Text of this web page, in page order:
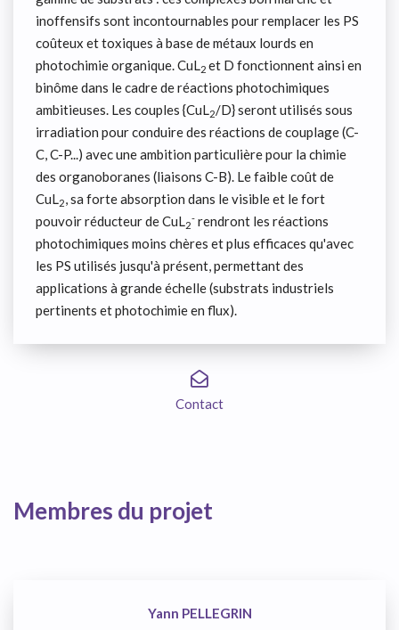
inoffensifs sont incontournables pour remplacer les PS
coûteux et toxiques à base de métaux lourds en
photochimie organique. CuL2 et D fonctionnent ainsi en
binôme dans le cadre de réactions photochimiques
ambitieuses. Les couples {CuL2/D} seront utilisés sous
irradiation pour conduire des réactions de couplage (C-
C, C-P...) avec une ambition particulière pour la chimie
des organoboranes (liaisons C-B). Le faible coût de
CuL2, sa forte absorption dans le visible et le fort
pouvoir réducteur de CuL2
- rendront les réactions
photochimiques moins chères et plus efficaces qu'avec
les PS utilisés jusqu'à présent, permettant des
applications à grande échelle (substrats industriels
pertinents et photochimie en flux).
Contact
Membres du projet
Yann PELLEGRIN